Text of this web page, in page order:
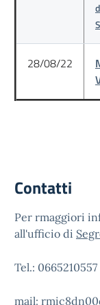
28/08/22
Contatti
Per rmaggiori
all'ufficio di
Tel.: 0665210557
mail: